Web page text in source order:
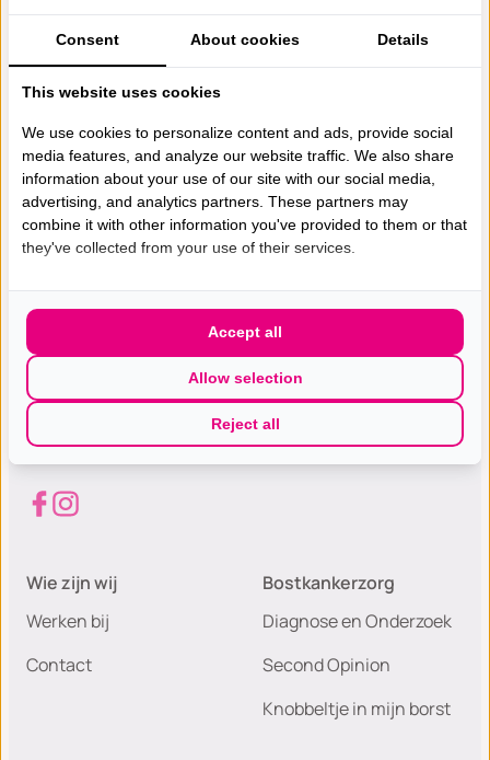
Onze specialisten
Gespecialiseerde excellente
borst(kanker) zorg met de hoogste
patiëntwaardering van Nederland.
Wie zijn wij
Werken bij
Contact
Bostkankerzorg
Diagnose en Onderzoek
Second Opinion
Knobbeltje in mijn borst
Consent About cookies Details
This website uses cookies
We use cookies to personalize content and ads, provide social
media features, and analyze our website traffic. We also share
information about your use of our site with our social media,
advertising, and analytics partners. These partners may
combine it with other information you've provided to them or that
they've collected from your use of their services.
Reject all
Allow selection
Accept all